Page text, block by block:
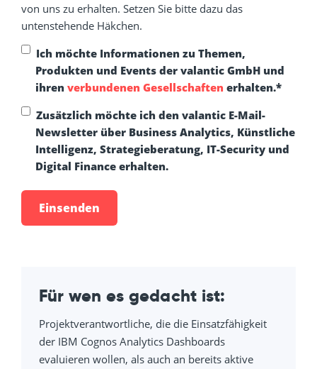
von uns zu erhalten. Setzen Sie bitte dazu das
untenstehende Häkchen.
Ich möchte Informationen zu Themen,
Produkten und Events der valantic GmbH und
ihren verbundenen Gesellschaften erhalten.*
Zusätzlich möchte ich den valantic E-Mail-
Newsletter über Business Analytics, Künstliche
Intelligenz, Strategieberatung, IT-Security und
Digital Finance erhalten.
Für wen es gedacht ist:
Projektverantwortliche, die die Einsatzfähigkeit
der IBM Cognos Analytics Dashboards
evaluieren wollen, als auch an bereits aktive